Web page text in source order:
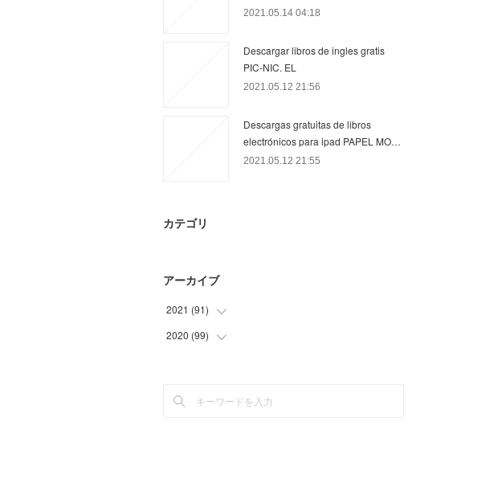
2021.05.14 04:18
Descargar libros de ingles gratis
PIC-NIC. EL
2021.05.12 21:56
Descargas gratuitas de libros
electrónicos para ipad PAPEL MO…
2021.05.12 21:55
カテゴリ
アーカイブ
2021 (91)
(9
(
2020 (99)
(